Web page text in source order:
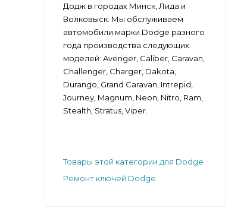
Додж в городах Минск, Лида и
Волковыск. Мы обслуживаем
автомобили марки Dodge разного
года производства следующих
моделей: Avenger, Caliber, Caravan,
Challenger, Charger, Dakota,
Durango, Grand Caravan, Intrepid,
Journey, Magnum, Neon, Nitro, Ram,
Stealth, Stratus, Viper.
Товары этой категории для Dodge
Ремонт ключей Dodge